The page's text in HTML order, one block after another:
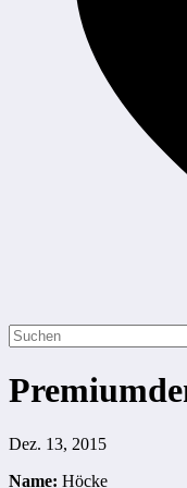
Dez. 13, 2015
Name: Höcke